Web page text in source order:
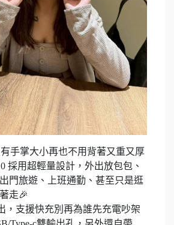
手掌大小再也不用背著又重又厚
採用超輕量設計，外出放包包、
門旅遊、上班通勤、甚至只是逛
走🎉
，支援快充別再為誰先充電吵架